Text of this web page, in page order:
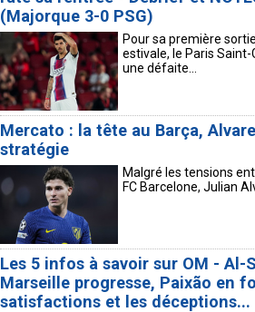
(Majorque 3-0 PSG)
Pour sa première
estivale, le Paris
une défaite...
Mercato : la tête au Barça,
stratégie
Malgré les tensions
FC Barcelone, Julian
Les 5 infos à savoir sur OM - Al-
Marseille progresse, Paixão en
satisfactions et les déceptions...
Sondages
Tableau transferts L1
Taille de la police
Paramètrages / Options
Contact / Signaler un bug
Recrutement Maxifoot
Mentions légales
site web Maxifoot.fr